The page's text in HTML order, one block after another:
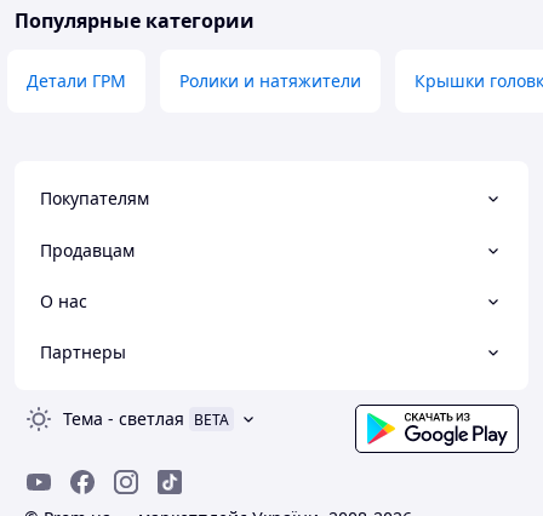
Популярные категории
Детали ГРМ Ролики и натяжители Крышки
Покупателям
Продавцам
О нас
Партнеры
Тема - светлая BETA